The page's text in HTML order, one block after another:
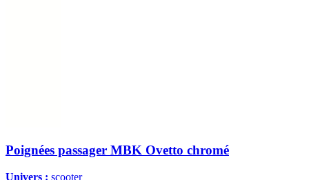
Poignées passager MBK Ovetto chromé
Univers : scooter